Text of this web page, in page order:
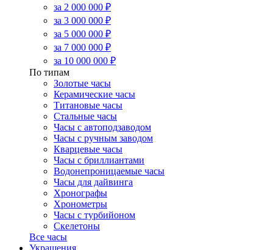
за 2 000 000 ₽
за 3 000 000 ₽
за 5 000 000 ₽
за 7 000 000 ₽
за 10 000 000 ₽
По типам
Золотые часы
Керамические часы
Титановые часы
Стальные часы
Часы с автоподзаводом
Часы с ручным заводом
Кварцевые часы
Часы с бриллиантами
Водонепроницаемые часы
Часы для дайвинга
Хронографы
Хронометры
Часы с турбийоном
Скелетоны
Все часы